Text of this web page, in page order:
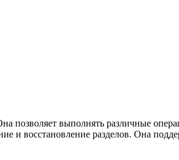
позволяет выполнять различные
и восстановление разделов. Она